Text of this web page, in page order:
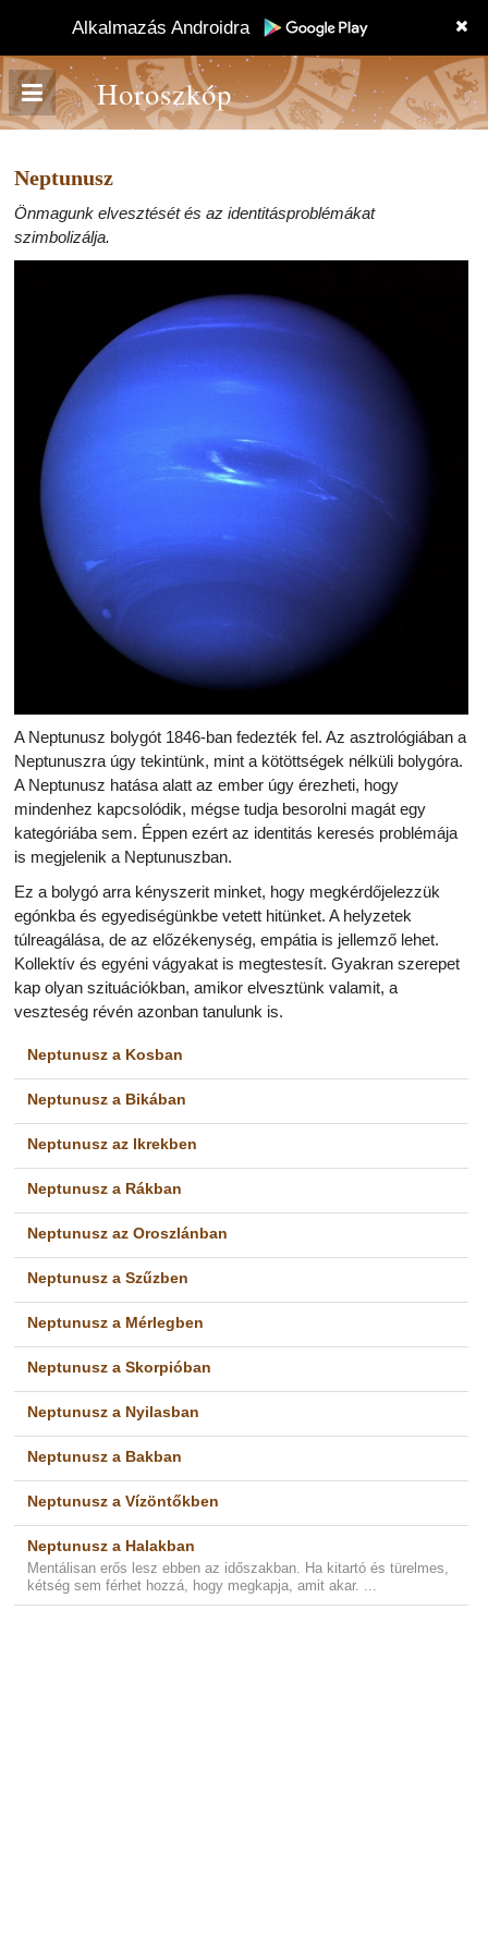
Alkalmazás Androidra
Horoszkóp
Neptunusz
Önmagunk elvesztését és az identitásproblémákat
szimbolizálja.
A Neptunusz bolygót 1846-ban fedezték fel. Az asztrológiában a
Neptunuszra úgy tekintünk, mint a kötöttségek nélküli bolygóra.
A Neptunusz hatása alatt az ember úgy érezheti, hogy
mindenhez kapcsolódik, mégse tudja besorolni magát egy
kategóriába sem. Éppen ezért az identitás keresés problémája
is megjelenik a Neptunuszban.
Ez a bolygó arra kényszerit minket, hogy megkérdőjelezzük
egónkba és egyediségünkbe vetett hitünket. A helyzetek
túlreagálása, de az előzékenység, empátia is jellemző lehet.
Kollektív és egyéni vágyakat is megtestesít. Gyakran szerepet
kap olyan szituációkban, amikor elvesztünk valamit, a
veszteség révén azonban tanulunk is.
Neptunusz a Kosban
Neptunusz a Bikában
Neptunusz az Ikrekben
Neptunusz a Rákban
Neptunusz az Oroszlánban
Neptunusz a Szűzben
Neptunusz a Mérlegben
Neptunusz a Skorpióban
Neptunusz a Nyilasban
Neptunusz a Bakban
Neptunusz a Vízöntőkben
Neptunusz a Halakban
Mentálisan erős lesz ebben az időszakban. Ha kitartó és türelmes,
kétség sem férhet hozzá, hogy megkapja, amit akar. ...